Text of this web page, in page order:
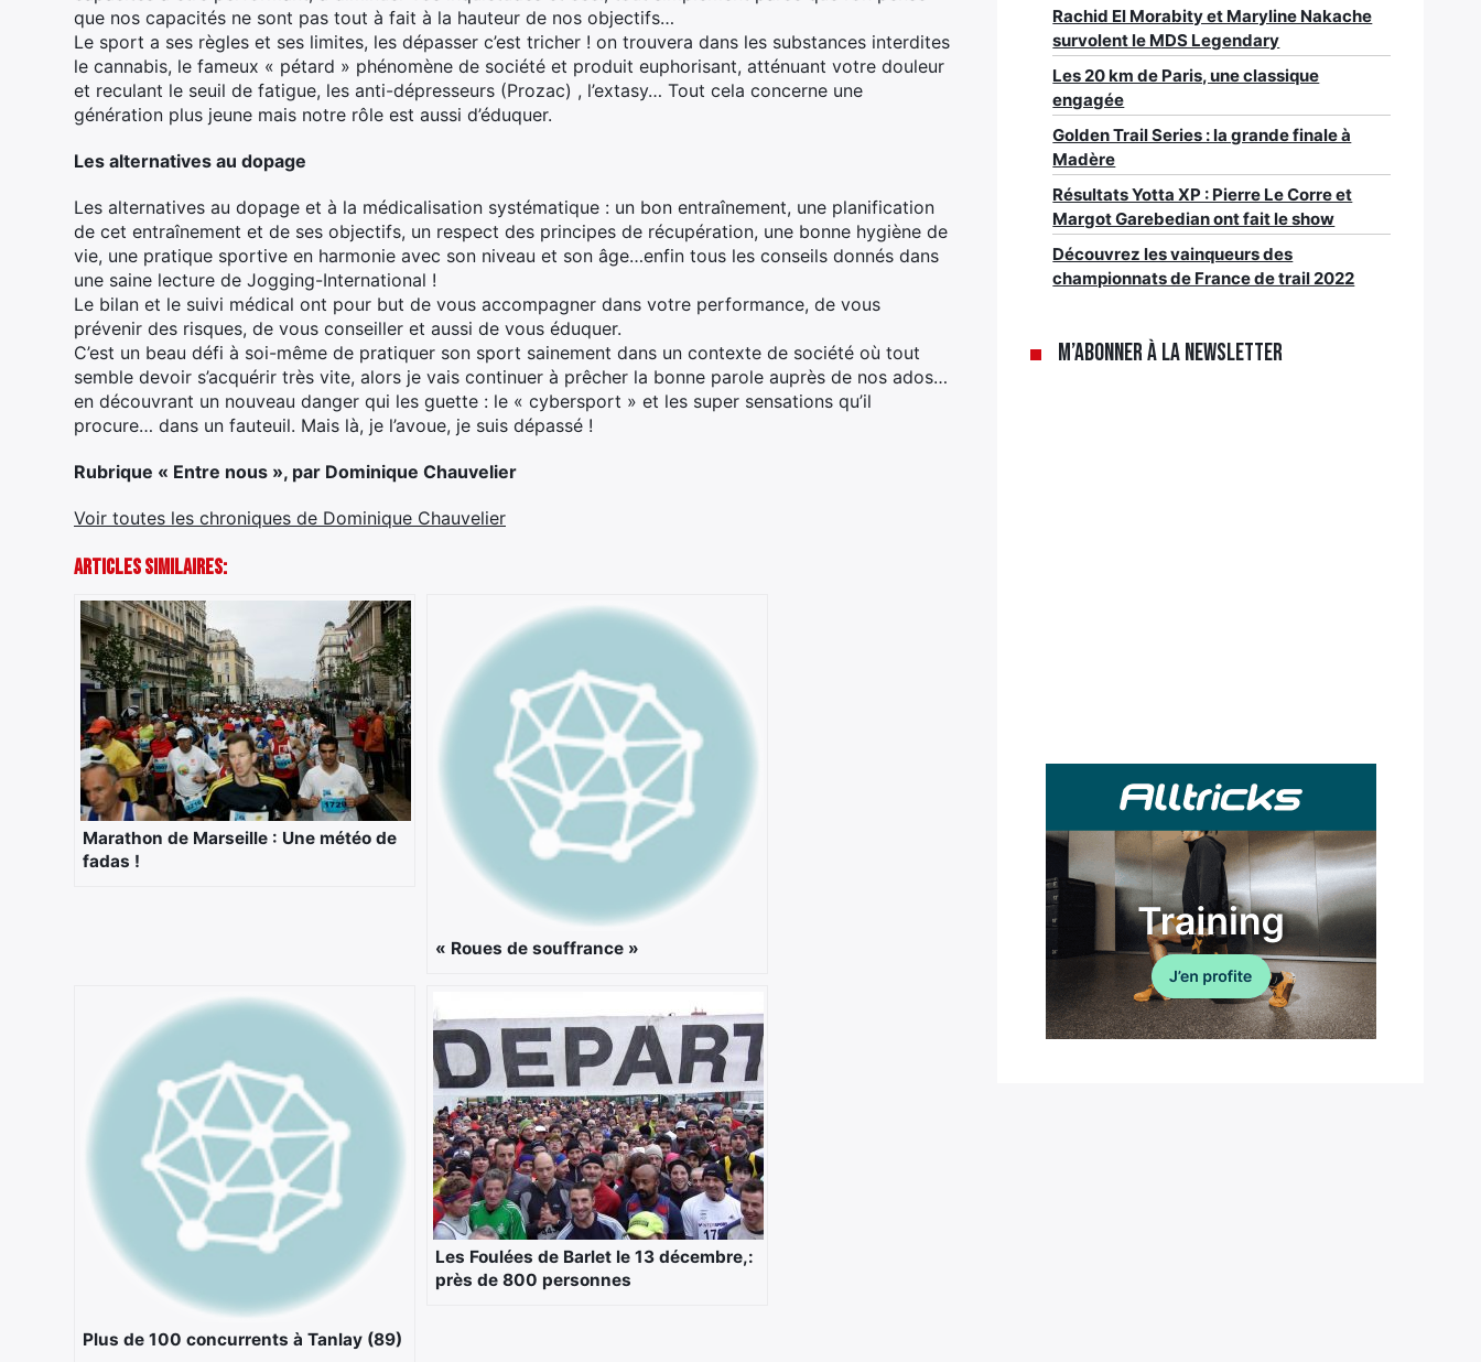
que nos capacités ne sont pas tout à fait à la hauteur de nos objectifs…
Le sport a ses règles et ses limites, les dépasser c’est tricher ! on trouvera dans les substances interdites
le cannabis, le fameux « pétard » phénomène de société et produit euphorisant, atténuant votre douleur
et reculant le seuil de fatigue, les anti-dépresseurs (Prozac) , l’extasy… Tout cela concerne une
génération plus jeune mais notre rôle est aussi d’éduquer.
Les alternatives au dopage
Les alternatives au dopage et à la médicalisation systématique : un bon entraînement, une planification
de cet entraînement et de ses objectifs, un respect des principes de récupération, une bonne hygiène de
vie, une pratique sportive en harmonie avec son niveau et son âge…enfin tous les conseils donnés dans
une saine lecture de Jogging-International !
Le bilan et le suivi médical ont pour but de vous accompagner dans votre performance, de vous
prévenir des risques, de vous conseiller et aussi de vous éduquer.
C’est un beau défi à soi-même de pratiquer son sport sainement dans un contexte de société où tout
semble devoir s’acquérir très vite, alors je vais continuer à prêcher la bonne parole auprès de nos ados…
en découvrant un nouveau danger qui les guette : le « cybersport » et les super sensations qu’il
procure… dans un fauteuil. Mais là, je l’avoue, je suis dépassé !
Rubrique « Entre nous », par Dominique Chauvelier
Voir toutes les chroniques de Dominique Chauvelier
Articles Similaires:
Marathon de Marseille : Une météo de
fadas !
« Roues de souffrance »
Plus de 100 concurrents à Tanlay (89)
Les Foulées de Barlet le 13 décembre,:
près de 800 personnes
Rachid El Morabity et Maryline Nakache
survolent le MDS Legendary
Les 20 km de Paris, une classique
engagée
Golden Trail Series : la grande finale à
Madère
Résultats Yotta XP : Pierre Le Corre et
Margot Garebedian ont fait le show
Découvrez les vainqueurs des
championnats de France de trail 2022
M’abonner à la newsletter